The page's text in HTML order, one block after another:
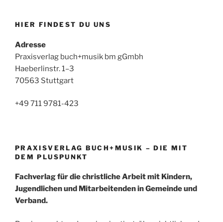
HIER FINDEST DU UNS
Adresse
Praxisverlag buch+musik bm gGmbh
Haeberlinstr. 1–3
70563 Stuttgart
+49 711 9781-423
PRAXISVERLAG BUCH+MUSIK – DIE MIT
DEM PLUSPUNKT
Fachverlag für die christliche Arbeit mit Kindern,
Jugendlichen und Mitarbeitenden in Gemeinde und
Verband.